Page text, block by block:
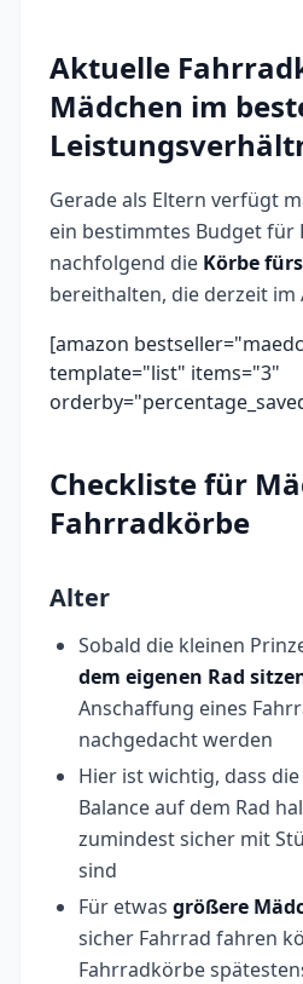
Aktuelle
Mädchen im
Gerade als Eltern verfügt
ein bestimmtes Budget für
nachfolgend die Körbe
bereithalten, die derzeit im
[amazon
template="list" items="3"
Checkliste für
Fahrradkörbe
Alter
Sobald die kleinen
dem eigenen Rad
Anschaffung eines
nachgedacht werden
Hier ist wichtig, dass
Balance auf dem Rad
zumindest sicher mit
sind
Für etwas größere
sicher Fahrrad fahren
Fahrradkörbe